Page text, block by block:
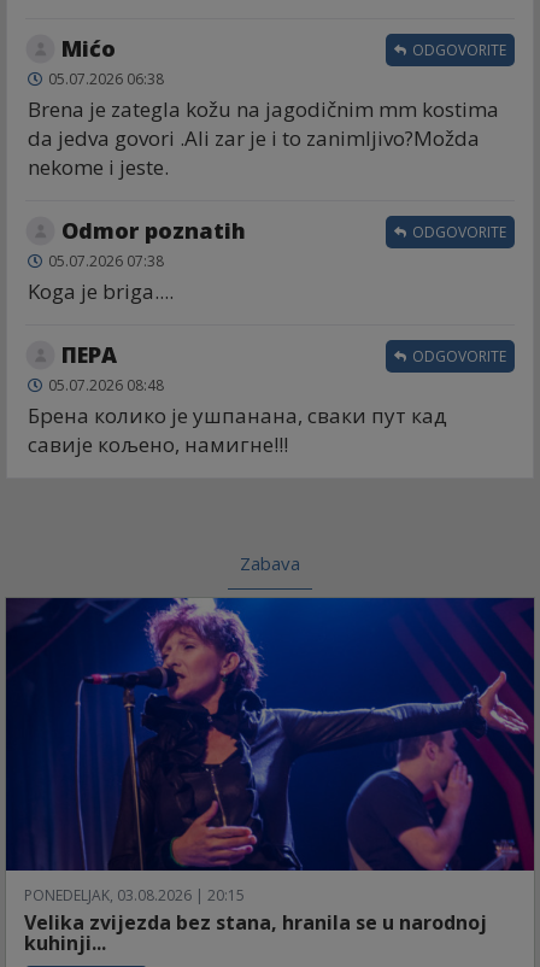
Mićo
05.07.2026 06:38
Brena je zategla kožu na jagodičnim mm kostima
da jedva govori .Ali zar je i to zanimljivo?Možda
nekome i jeste.
ODGOVORITE
Odmor poznatih
05.07.2026 07:38
Koga je briga....
ODGOVORITE
ПЕРА
05.07.2026 08:48
Брена колико је ушпанана, сваки пут кад
савије кољено, намигне!!!
ODGOVORITE
Zabava
PONEDELJAK, 03.08.2026 | 20:15
Velika zvijezda bez stana, hranila se u narodnoj
kuhinji...